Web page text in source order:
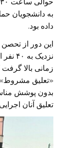
به دانشجویان
داده بود.
این دور از
زمانی بالا
«تعلیق مشروط»
بدون پوشش
تعلیق آنان